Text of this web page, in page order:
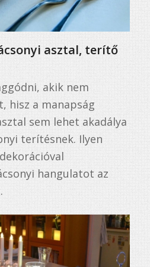
asztal, terítő
akik nem
hisz a manapság
sem lehet akadálya
terítésnek. Ilyen
hangulatot az